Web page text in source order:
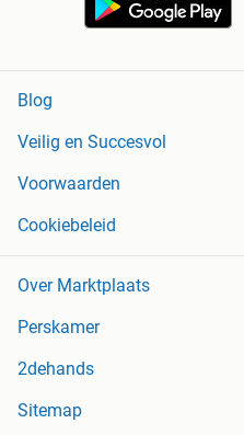
Blog
Veilig en Succesvol
Voorwaarden
Cookiebeleid
Over Marktplaats
Perskamer
2dehands
Sitemap